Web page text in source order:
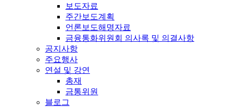
보도자료
주간보도계획
언론보도해명자료
금융통화위원회 의사록 및 의결사항
공지사항
주요행사
연설 및 강연
총재
금통위원
블로그